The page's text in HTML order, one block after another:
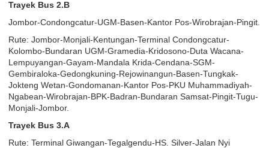
Trayek Bus 2.B
Jombor-Condongcatur-UGM-Basen-Kantor Pos-Wirobrajan-Pingit.
Rute: Jombor-Monjali-Kentungan-Terminal Condongcatur-
Kolombo-Bundaran UGM-Gramedia-Kridosono-Duta Wacana-
Lempuyangan-Gayam-Mandala Krida-Cendana-SGM-
Gembiraloka-Gedongkuning-Rejowinangun-Basen-Tungkak-
Jokteng Wetan-Gondomanan-Kantor Pos-PKU Muhammadiyah-
Ngabean-Wirobrajan-BPK-Badran-Bundaran Samsat-Pingit-Tugu-
Monjali-Jombor.
Trayek Bus 3.A
Rute: Terminal Giwangan-Tegalgendu-HS. Silver-Jalan Nyi